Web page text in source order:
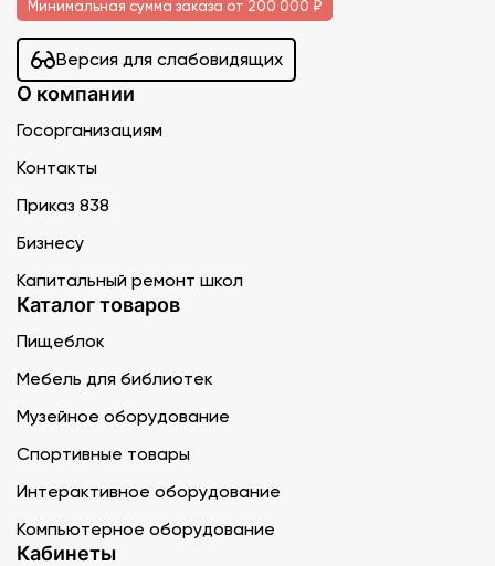
Минимальная сумма заказа от 200 000 ₽
Версия для слабовидящих
О компании
Госорганизациям
Контакты
Приказ 838
Бизнесу
Капитальный ремонт школ
Каталог товаров
Пищеблок
Мебель для библиотек
Музейное оборудование
Спортивные товары
Интерактивное оборудование
Компьютерное оборудование
Кабинеты